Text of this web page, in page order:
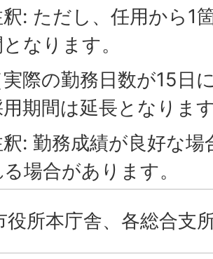
: ただし、任用から1
なります。
実際の勤務日数が15日
期間は延長となりま
: 勤務成績が良好な
場合があります。
役所本庁舎、各総合支